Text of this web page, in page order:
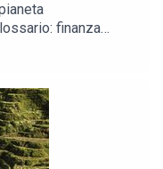
finanza
riduzione dello
gas serra,
delle parti (COP),
europeo, neutralità
emissioni di
scambio di quote
del carbonio